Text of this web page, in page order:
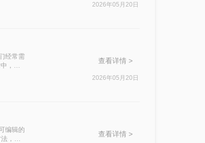
2026年05月20日
经常需
，我
查看详情 >
2026年05月20日
编辑的
，涵
查看详情 >